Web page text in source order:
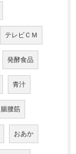
テレビＣＭ
発酵食品
青汁
腸腰筋
おあか